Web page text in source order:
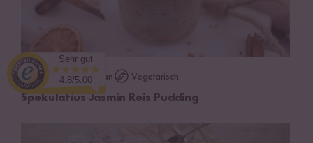
45 min Vegan Vegetarisch
Spekulatius Jasmin Reis Pudding
Sehr gut
4.8/5.00